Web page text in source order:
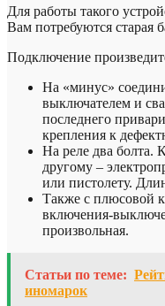
Для работы такого
Вам потребуются старая
Подключение
На «минус»
выключателем и
последнего
крепления к
На реле два
другому –
или пистолету.
Также с плюсовой
включения-
произвольная.
Статьи по теме:
иномарок